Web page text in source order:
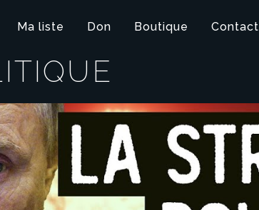
Ma liste Don Boutique Contact